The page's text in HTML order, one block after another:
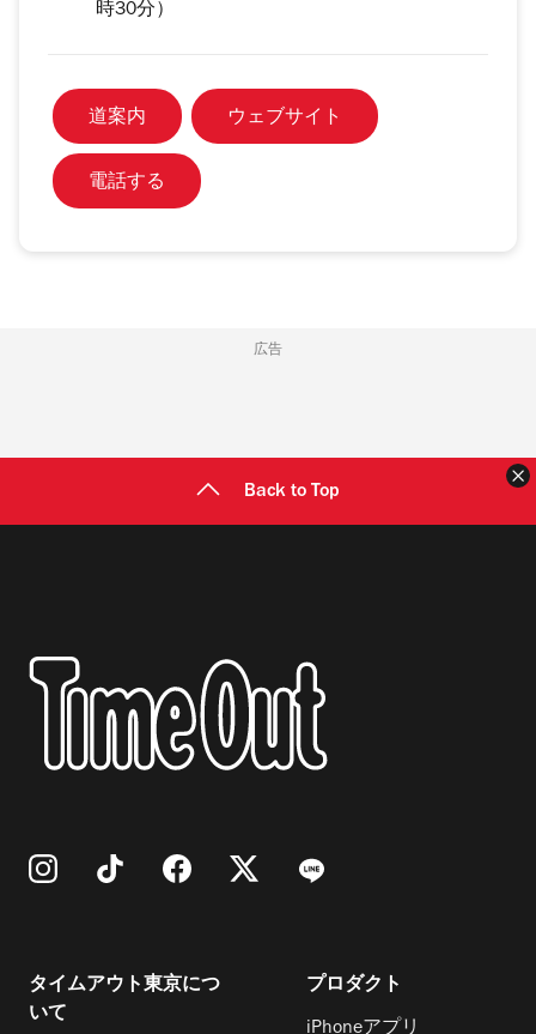
時30分）
道案内 ウェブサイト
電話する
広告
Back to Top
タイムアウト東京につ
いて
プロダクト
iPhoneアプリ